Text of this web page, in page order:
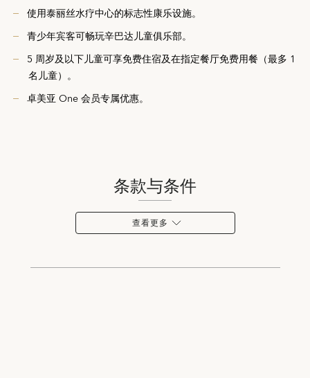
使用泰丽丝水疗中心的标志性康乐设施。
青少年宾客可畅玩辛巴达儿童俱乐部。
5 周岁及以下儿童可享免费住宿及在指定餐厅免费用餐（最多 1
名儿童）。
卓美亚 One 会员专属优惠。
条款与条件
查看更多